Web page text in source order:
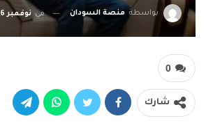
بواسطة منصة السودان في نوفمبر 16, 2023
0
شارك